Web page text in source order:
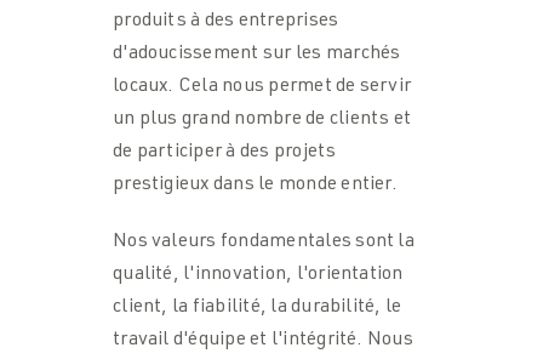
produits à des entreprises
d'adoucissement sur les marchés
locaux. Cela nous permet de servir
un plus grand nombre de clients et
de participer à des projets
prestigieux dans le monde entier.
Nos valeurs fondamentales sont la
qualité, l'innovation, l'orientation
client, la fiabilité, la durabilité, le
travail d'équipe et l'intégrité. Nous